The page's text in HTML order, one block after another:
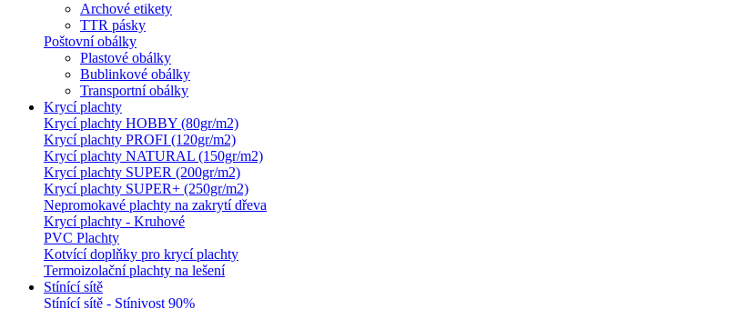
Archové etikety
TTR pásky
Poštovní obálky
Plastové obálky
Bublinkové obálky
Transportní obálky
Krycí plachty
Krycí plachty HOBBY (80gr/m2)
Krycí plachty PROFI (120gr/m2)
Krycí plachty NATURAL (150gr/m2)
Krycí plachty SUPER (200gr/m2)
Krycí plachty SUPER+ (250gr/m2)
Nepromokavé plachty na zakrytí dřeva
Krycí plachty - Kruhové
PVC Plachty
Kotvící doplňky pro krycí plachty
Termoizolační plachty na lešení
Stínící sítě
Stínící sítě - Stínivost 90%